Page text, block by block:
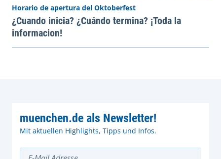
Horario de apertura del Oktoberfest
¿Cuando inicia? ¿Cuándo termina? ¡Toda la
informacion!
muenchen.de als Newsletter!
Mit aktuellen Highlights, Tipps und Infos.